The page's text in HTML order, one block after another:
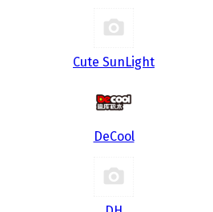
Cute SunLight
DeCool